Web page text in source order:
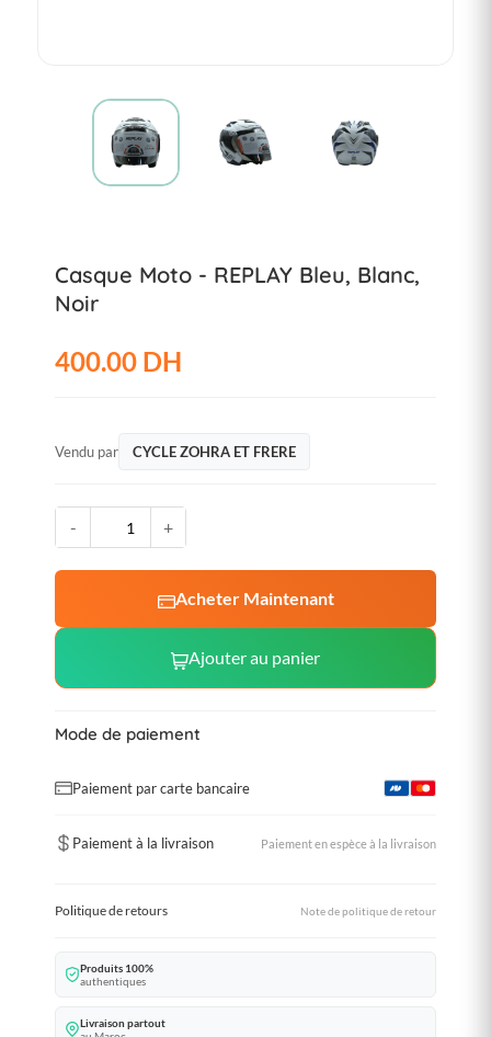
Casque Moto - REPLAY Bleu, Blanc,
Noir
400.00 DH
Vendu par CYCLE ZOHRA ET FRERE
- +
Acheter Maintenant
Ajouter au panier
Mode de paiement
Paiement par carte bancaire
Paiement à la livraison Paiement en espèce à la livraison
Politique de retours Note de politique de retour
Produits 100%
authentiques
Livraison partout